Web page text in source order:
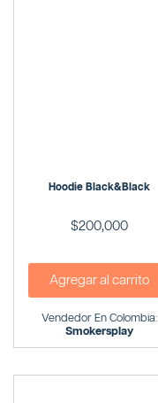
Hoodie Black&black
$200,000
Agregar al carrito
Vendedor En Colombia:
Smokersplay